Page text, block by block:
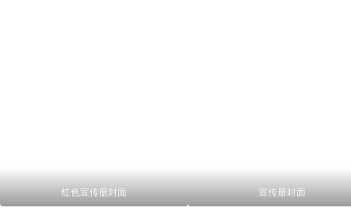
红色宣传册封面 宣传册封面